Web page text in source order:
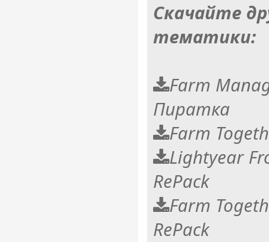
Скачайте
тематики:
Farm
Пиратка
Farm
Lightyear
RePack
Farm
RePack